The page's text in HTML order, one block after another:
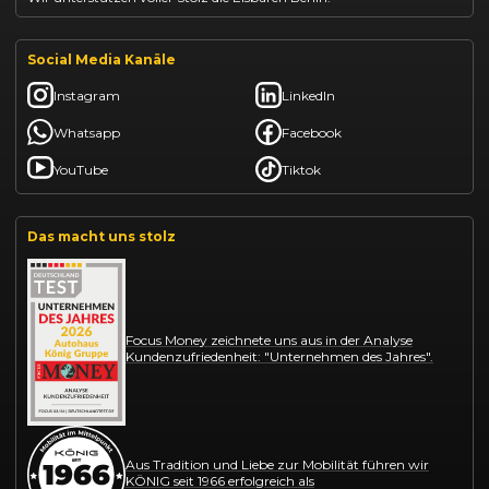
Social Media Kanäle
Instagram LinkedIn
Whatsapp Facebook
YouTube Tiktok
Das macht uns stolz
Focus Money zeichnete uns aus in der Analyse
Kundenzufriedenheit: "Unternehmen des Jahres".
Aus Tradition und Liebe zur Mobilität führen wir
KÖNIG seit 1966 erfolgreich als